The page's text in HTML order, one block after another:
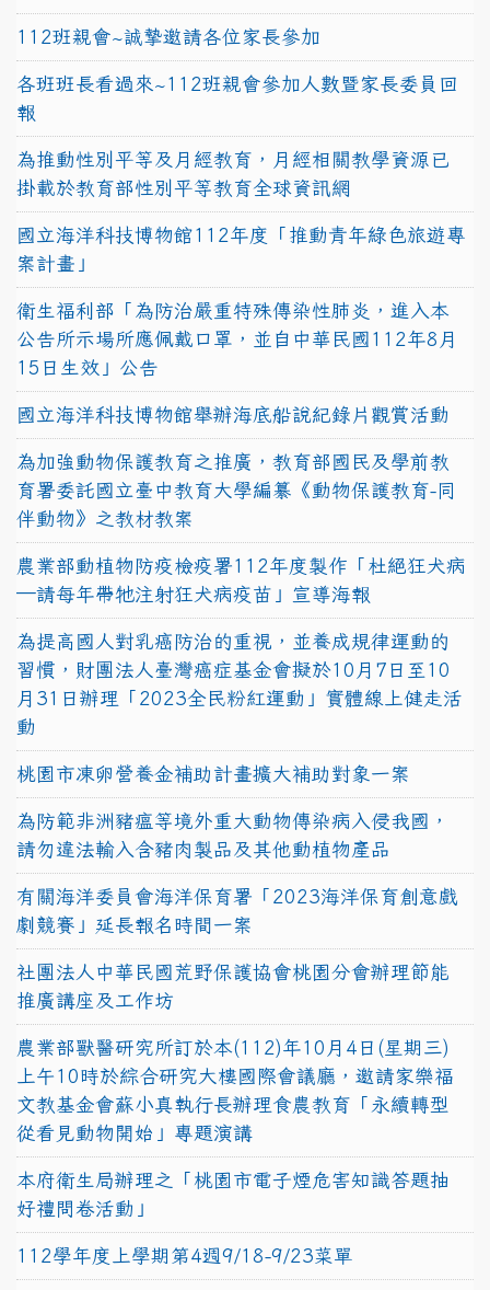
112班親會~誠摯邀請各位家長參加
各班班長看過來~112班親會參加人數暨家長委員回
報
為推動性別平等及月經教育，月經相關教學資源已
掛載於教育部性別平等教育全球資訊網
國立海洋科技博物館112年度「推動青年綠色旅遊專
案計畫」
衛生福利部「為防治嚴重特殊傳染性肺炎，進入本
公告所示場所應佩戴口罩，並自中華民國112年8月
15日生效」公告
國立海洋科技博物館舉辦海底船說紀錄片觀賞活動
為加強動物保護教育之推廣，教育部國民及學前教
育署委託國立臺中教育大學編纂《動物保護教育-同
伴動物》之教材教案
農業部動植物防疫檢疫署112年度製作「杜絕狂犬病
—請每年帶牠注射狂犬病疫苗」宣導海報
為提高國人對乳癌防治的重視，並養成規律運動的
習慣，財團法人臺灣癌症基金會擬於10月7日至10
月31日辦理「2023全民粉紅運動」實體線上健走活
動
桃園市凍卵營養金補助計畫擴大補助對象一案
為防範非洲豬瘟等境外重大動物傳染病入侵我國，
請勿違法輸入含豬肉製品及其他動植物產品
有關海洋委員會海洋保育署「2023海洋保育創意戲
劇競賽」延長報名時間一案
社團法人中華民國荒野保護協會桃園分會辦理節能
推廣講座及工作坊
農業部獸醫研究所訂於本(112)年10月4日(星期三)
上午10時於綜合研究大樓國際會議廳，邀請家樂福
文教基金會蘇小真執行長辦理食農教育「永續轉型
從看見動物開始」專題演講
本府衛生局辦理之「桃園市電子煙危害知識答題抽
好禮問卷活動」
112學年度上學期第4週9/18-9/23菜單